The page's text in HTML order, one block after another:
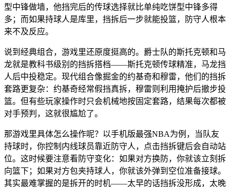
型中锋做墙，他挡完后的传球选择就比单纯吃饼型中锋多得
多；而如果持球人是库里，挡拆后一步就能投篮，防守人根本
来不及反应。
说到经典组合，游戏里还原度挺高的。爵士队的斯托克顿和马
龙就是教科书级别的挡拆搭档——斯托克顿传球精准，马龙挡
人后中投稳定。现代组合像掘金的约基奇和穆雷，他们的挡拆
套路更复杂：约基奇经常假挡真拆，穆雷则利用掩护后撤步投
篮。但有些玩家操作时只会机械地按固定套路，结果每次都被
对手预判，这就很尴尬了。
那游戏里具体怎么操作呢？以手机版最强NBA为例，当队友
持球时，你控制内线球员靠近防守人，点击挡拆键后会自动站
位。这时候要注意看防守变化：如果对方换防，你就该立刻拆
向篮下；如果对方包夹持球人，你就该外弹到空位准备接球。
其实最难掌握的是拆开的时机——太早的话挡拆没形成，太晚